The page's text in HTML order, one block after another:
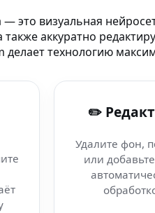
постеров
Banana онлайн
— это визуальная
аккуратно
делает технологию
✏️
Удалите фон,
или